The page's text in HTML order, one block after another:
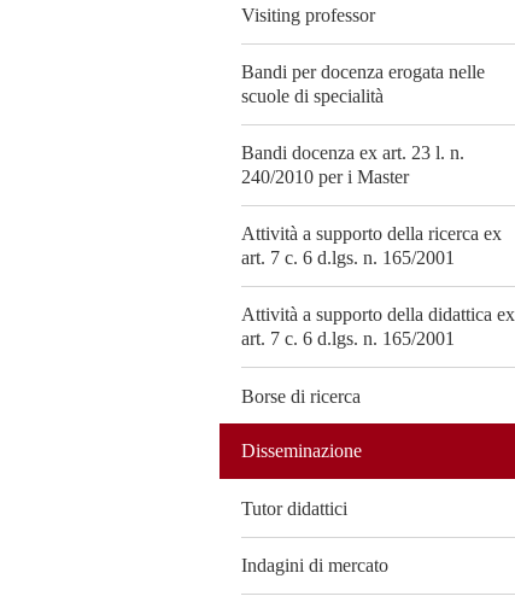
Visiting professor
Bandi per docenza erogata nelle
scuole di specialità
Bandi docenza ex art. 23 l. n.
240/2010 per i Master
Attività a supporto della ricerca ex
art. 7 c. 6 d.lgs. n. 165/2001
Attività a supporto della didattica ex
art. 7 c. 6 d.lgs. n. 165/2001
Borse di ricerca
Disseminazione
Tutor didattici
Indagini di mercato